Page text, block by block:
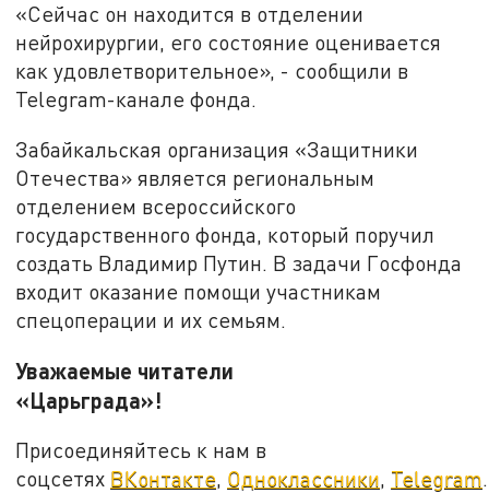
«Сейчас он находится в отделении
нейрохирургии, его состояние оценивается
как удовлетворительное», - сообщили в
Telegram-канале фонда.
Забайкальская организация «Защитники
Отечества» является региональным
отделением всероссийского
государственного фонда, который поручил
создать Владимир Путин. В задачи Госфонда
входит оказание помощи участникам
спецоперации и их семьям.
Уважаемые читатели
«Царьграда»!
Присоединяйтесь к нам в
соцсетях ВКонтакте, Одноклассники, Telegram.